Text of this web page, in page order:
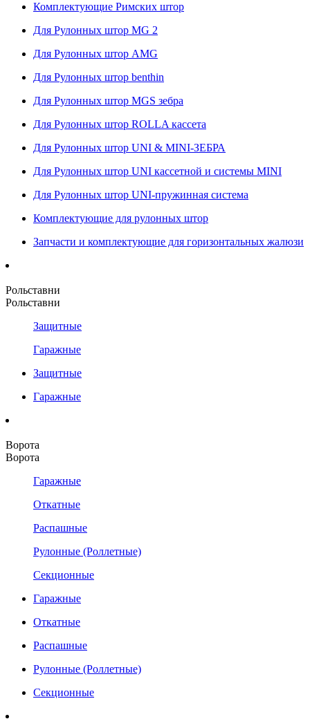
Комплектующие Римских штор
Для Рулонных штор MG 2
Для Рулонных штор AMG
Для Рулонных штор benthin
Для Рулонных штор MGS зебра
Для Рулонных штор ROLLA кассета
Для Рулонных штор UNI & MINI-ЗЕБРА
Для Рулонных штор UNI кассетной и системы MINI
Для Рулонных штор UNI-пружинная система
Комплектующие для рулонных штор
Запчасти и комплектующие для горизонтальных жалюзи
Рольставни
Рольставни
Защитные
Гаражные
Защитные
Гаражные
Ворота
Ворота
Гаражные
Откатные
Распашные
Рулонные (Роллетные)
Секционные
Гаражные
Откатные
Распашные
Рулонные (Роллетные)
Секционные